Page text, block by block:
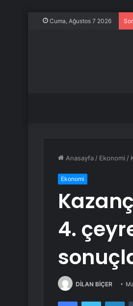
Cuma, Ağustos 7 2026
Anasayfa / Ekonomi /
Ekonomi
4.
DİLAN BİÇER
FacebookTwitter